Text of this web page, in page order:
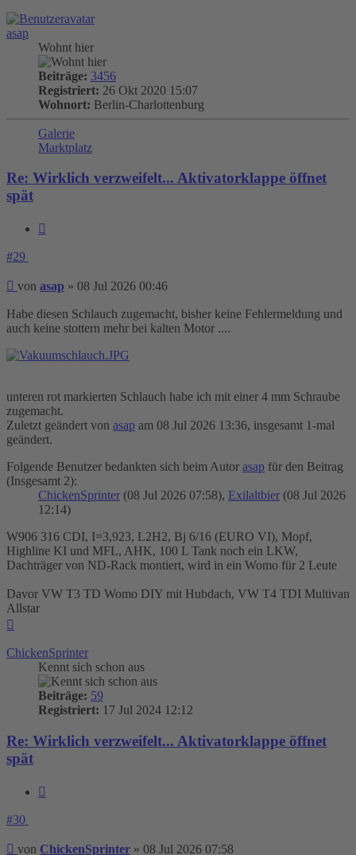
asap
Wohnt hier
Beiträge: 3456
Registriert: 26 Okt 2020 15:07
Wohnort: Berlin-Charlottenburg
Galerie
Marktplatz
Re: Wirklich verzweifelt... Aktivatorklappe öffnet
spät
#29
Beitrag
von asap » 08 Jul 2026 00:46
Habe diesen Schlauch zugemacht, bisher keine Fehlermeldung und
auch keine stottern mehr bei kalten Motor ....
unteren rot markierten Schlauch habe ich mit einer 4 mm Schraube
zugemacht.
Zuletzt geändert von asap am 08 Jul 2026 13:36, insgesamt 1-mal
geändert.
Folgende Benutzer bedankten sich beim Autor asap für den Beitrag
(Insgesamt 2):
ChickenSprinter (08 Jul 2026 07:58), Exilaltbier (08 Jul 2026
12:14)
W906 316 CDI, I=3,923, L2H2, Bj 6/16 (EURO VI), Mopf,
Highline KI und MFL, AHK, 100 L Tank noch ein LKW,
Dachträger von ND-Rack montiert, wird in ein Womo für 2 Leute
Davor VW T3 TD Womo DIY mit Hubdach, VW T4 TDI Multivan
Allstar
ChickenSprinter
Kennt sich schon aus
Beiträge: 59
Registriert: 17 Jul 2024 12:12
Re: Wirklich verzweifelt... Aktivatorklappe öffnet
spät
#30
Beitrag
von ChickenSprinter » 08 Jul 2026 07:58